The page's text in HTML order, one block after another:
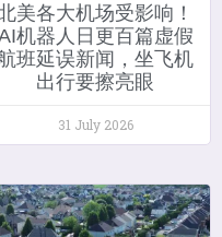
美各大机场受影响！
机器人日更百篇虚假
班延误新闻，坐飞机
出行要擦亮眼
31 July 2026